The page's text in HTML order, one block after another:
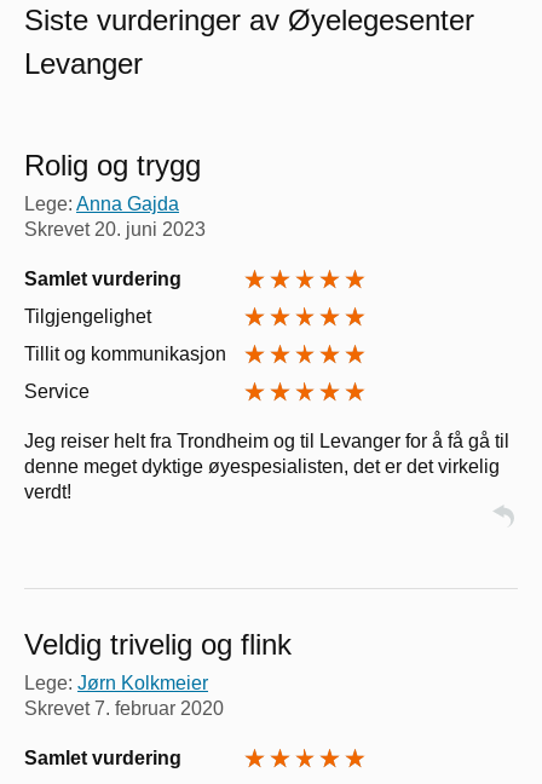
Siste vurderinger av Øyelegesenter
Levanger
Rolig og trygg
Lege: Anna Gajda
Skrevet20. juni 2023
Samlet vurdering
Tilgjengelighet
Tillit og kommunikasjon
Service
Jeg reiser helt fra Trondheim og til Levanger for å få gå til
denne meget dyktige øyespesialisten, det er det virkelig
verdt!
Veldig trivelig og flink
Lege: Jørn Kolkmeier
Skrevet 7. februar 2020
Samlet vurdering